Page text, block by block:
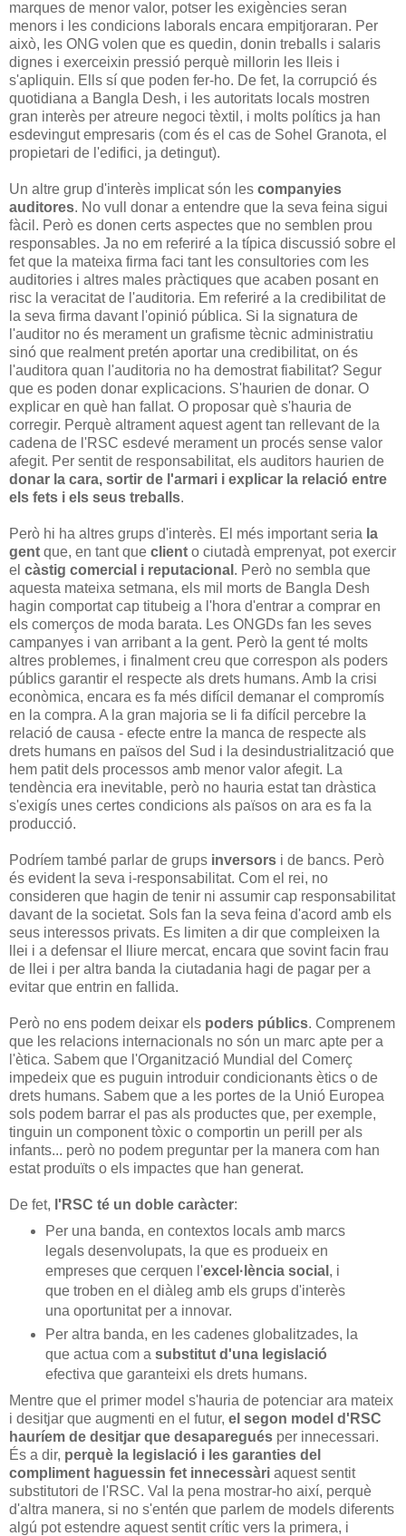
marques de menor valor, potser les exigències seran
menors i les condicions laborals encara empitjoraran. Per
això, les ONG volen que es quedin, donin treballs i salaris
dignes i exerceixin pressió perquè millorin les lleis i
s'apliquin. Ells sí que poden fer-ho. De fet, la corrupció és
quotidiana a Bangla Desh, i les autoritats locals mostren
gran interès per atreure negoci tèxtil, i molts polítics ja han
esdevingut empresaris (com és el cas de Sohel Granota, el
propietari de l'edifici, ja detingut).
Un altre grup d'interès implicat són les companyies
auditores. No vull donar a entendre que la seva feina sigui
fàcil. Però es donen certs aspectes que no semblen prou
responsables. Ja no em referiré a la típica discussió sobre el
fet que la mateixa firma faci tant les consultories com les
auditories i altres males pràctiques que acaben posant en
risc la veracitat de l'auditoria. Em referiré a la credibilitat de
la seva firma davant l'opinió pública. Si la signatura de
l'auditor no és merament un grafisme tècnic administratiu
sinó que realment pretén aportar una credibilitat, on és
l'auditora quan l'auditoria no ha demostrat fiabilitat? Segur
que es poden donar explicacions. S'haurien de donar. O
explicar en què han fallat. O proposar què s'hauria de
corregir. Perquè altrament aquest agent tan rellevant de la
cadena de l'RSC esdevé merament un procés sense valor
afegit. Per sentit de responsabilitat, els auditors haurien de
donar la cara, sortir de l'armari i explicar la relació entre
els fets i els seus treballs.
Però hi ha altres grups d'interès. El més important seria la
gent que, en tant que client o ciutadà emprenyat, pot exercir
el càstig comercial i reputacional . Però no sembla que
aquesta mateixa setmana, els mil morts de Bangla Desh
hagin comportat cap titubeig a l'hora d'entrar a comprar en
els comerços de moda barata. Les ONGDs fan les seves
campanyes i van arribant a la gent. Però la gent té molts
altres problemes, i finalment creu que correspon als poders
públics garantir el respecte als drets humans. Amb la crisi
econòmica, encara es fa més difícil demanar el compromís
en la compra. A la gran majoria se li fa difícil percebre la
relació de causa - efecte entre la manca de respecte als
drets humans en països del Sud i la desindustrialització que
hem patit dels processos amb menor valor afegit. La
tendència era inevitable, però no hauria estat tan dràstica
s'exigís unes certes condicions als països on ara es fa la
producció.
Podríem també parlar de grups inversors i de bancs. Però
és evident la seva i-responsabilitat. Com el rei, no
consideren que hagin de tenir ni assumir cap responsabilitat
davant de la societat. Sols fan la seva feina d'acord amb els
seus interessos privats. Es limiten a dir que compleixen la
llei i a defensar el lliure mercat, encara que sovint facin frau
de llei i per altra banda la ciutadania hagi de pagar per a
evitar que entrin en fallida.
Però no ens podem deixar els poders públics. Comprenem
que les relacions internacionals no són un marc apte per a
l'ètica. Sabem que l'Organització Mundial del Comerç
impedeix que es puguin introduir condicionants ètics o de
drets humans. Sabem que a les portes de la Unió Europea
sols podem barrar el pas als productes que, per exemple,
tinguin un component tòxic o comportin un perill per als
infants... però no podem preguntar per la manera com han
estat produïts o els impactes que han generat.
De fet, l'RSC té un doble caràcter:
Per una banda, en contextos locals amb marcs
legals desenvolupats, la que es produeix en
empreses que cerquen l'excel·lència social , i
que troben en el diàleg amb els grups d'interès
una oportunitat per a innovar.
Per altra banda, en les cadenes globalitzades, la
que actua com a substitut d'una legislació
efectiva que garanteixi els drets humans.
Mentre que el primer model s'hauria de potenciar ara mateix
i desitjar que augmenti en el futur, el segon model d'RSC
hauríem de desitjar que desaparegués per innecessari.
És a dir, perquè la legislació i les garanties del
compliment haguessin fet innecessàri aquest sentit
substitutori de l'RSC. Val la pena mostrar-ho així, perquè
d'altra manera, si no s'entén que parlem de models diferents
algú pot estendre aquest sentit crític vers la primera, i